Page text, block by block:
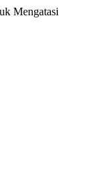
Mengatasi